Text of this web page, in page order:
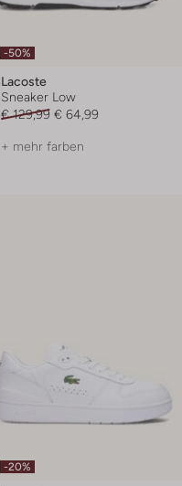
-50%
Lacoste
Sneaker Low
€ 129,99 € 64,99
+ mehr farben
-20%